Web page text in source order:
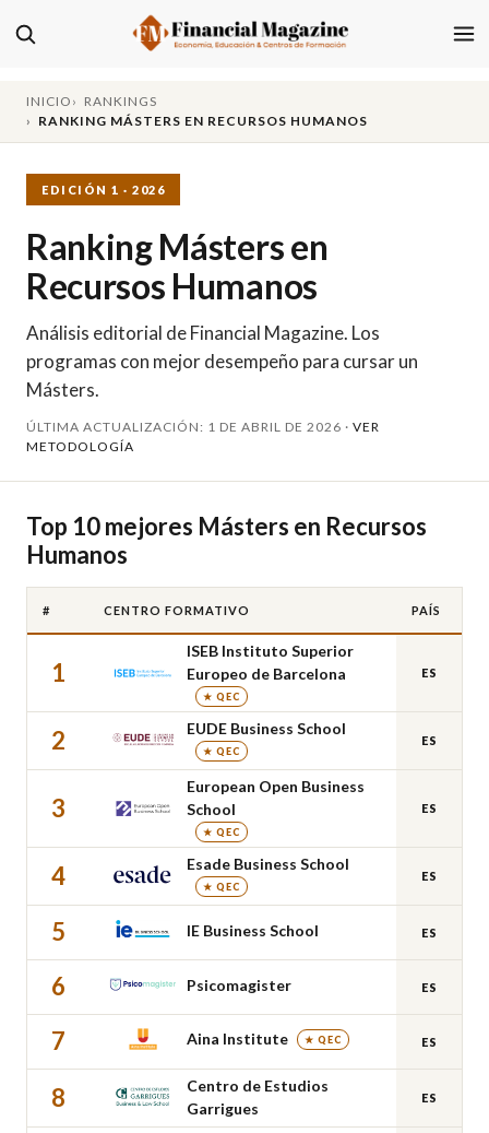
INICIO
RANKINGS
RANKING MÁSTERS EN RECURSOS HUMANOS
EDICIÓN 1 · 2026
Ranking Másters en
Recursos Humanos
Análisis editorial de Financial Magazine. Los
programas con mejor desempeño para cursar un
Másters.
ÚLTIMA ACTUALIZACIÓN: 1 DE ABRIL DE 2026 · VER
METODOLOGÍA
Top 10 mejores Másters en Recursos
Humanos
# CENTRO FORMATIVO PAÍS
1
ISEB Instituto Superior
Europeo de Barcelona
★ QEC
ES
2 EUDE Business School
★ QEC
ES
3
European Open Business
School
★ QEC
ES
4 Esade Business School
★ QEC
ES
5 IE Business School ES
6 Psicomagister ES
7 Aina Institute ★ QEC ES
8
Centro de Estudios
Garrigues
ES